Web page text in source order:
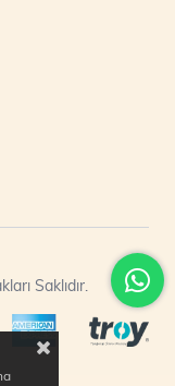
Saklıdır.